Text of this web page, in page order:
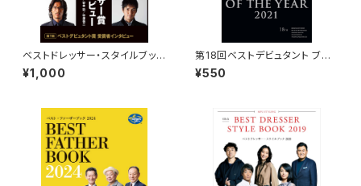
ベストドレッサー・スタイルブック
2010
¥1,000
第18回ベストデビュタント ブッ
クレット
¥550